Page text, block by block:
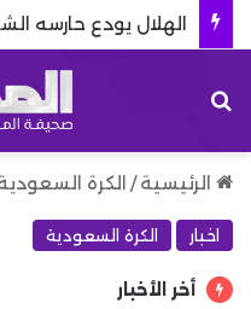
الرئيسية / الكرة
اخبار الكرة السعودية
أخر الأخبار